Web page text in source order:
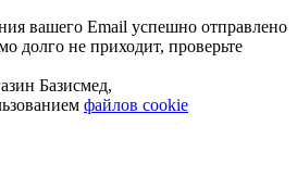
вашего Email успешно отправлено
долго не приходит, проверьте
Базисмед,
файлов cookie